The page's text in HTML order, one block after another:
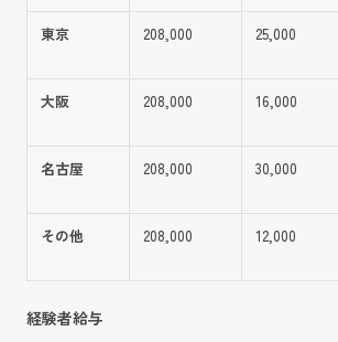
東京 208,000 25,000
大阪 208,000 16,000
名古屋 208,000 30,000
その他 208,000 12,000
経験者給与